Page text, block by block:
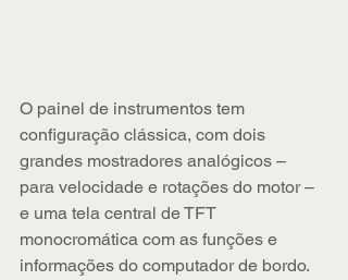
O painel de instrumentos tem
configuração clássica, com dois
grandes mostradores analógicos –
para velocidade e rotações do motor –
e uma tela central de TFT
monocromática com as funções e
informações do computador de bordo.